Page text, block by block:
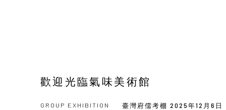
歡迎光臨氣味美術館
GROUP EXHIBITION 臺灣府儒考棚 2025年12月6